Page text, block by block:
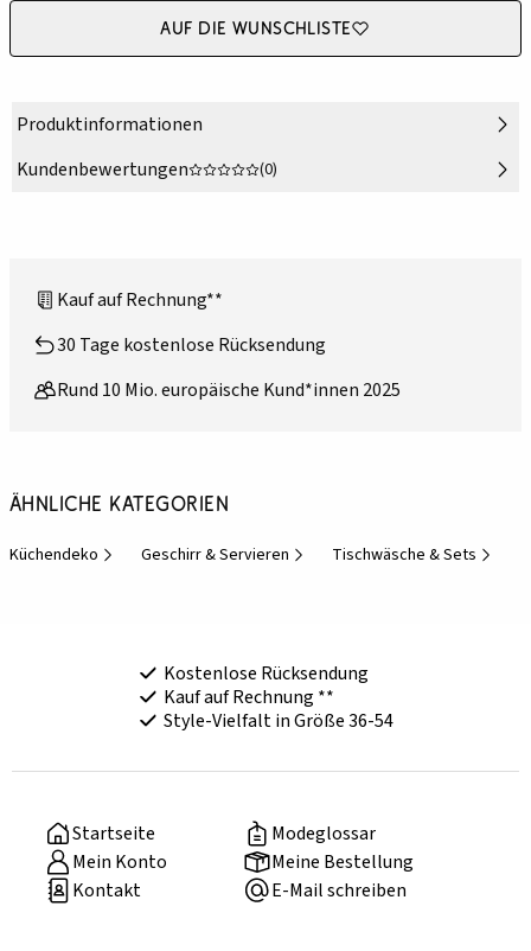
Auf die Wunschliste
Produktinformationen
Kundenbewertungen
(0)
Kauf auf Rechnung**
30 Tage kostenlose Rücksendung
Rund 10 Mio. europäische Kund*innen 2025
Ähnliche Kategorien
Küchendeko Geschirr & Servieren Tischwäsche & Sets
Kostenlose Rücksendung
Kauf auf Rechnung **
Style-Vielfalt in Größe 36-54
Startseite
Modeglossar
Mein Konto
Meine Bestellung
Kontakt
E-Mail schreiben